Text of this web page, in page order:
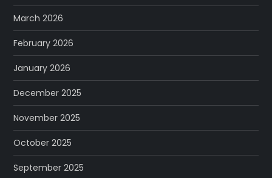
March 2026
February 2026
January 2026
December 2025
November 2025
October 2025
September 2025